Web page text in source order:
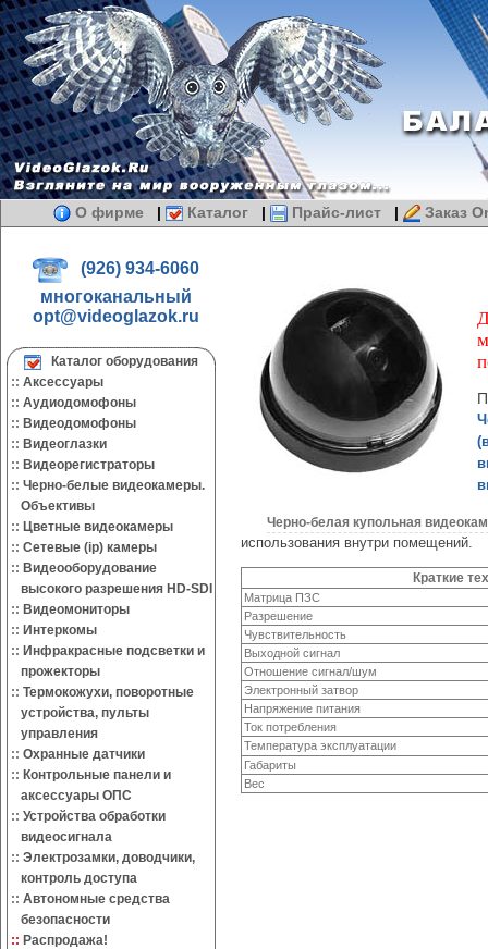
О фирме | Каталог | Прайс-лист | Заказ
(926) 934-6060
многоканальный
opt@videoglazok.ru
Каталог оборудования
:: Аксессуары
:: Аудиодомофоны
:: Видеодомофоны
:: Видеоглазки
:: Видеорегистраторы
:: Черно-белые видеокамеры.
Объективы
:: Цветные видеокамеры
:: Сетевые (ip) камеры
:: Видеооборудование
высокого разрешения HD-SDI
:: Видеомониторы
:: Интеркомы
:: Инфракрасные подсветки и
прожекторы
:: Термокожухи, поворотные
устройства, пульты
управления
:: Охранные датчики
:: Контрольные панели и
аксессуары ОПС
:: Устройства обработки
видеосигнала
:: Электрозамки, доводчики,
контроль доступа
:: Автономные средства
безопасности
:: Распродажа!
Черно-белая купольная
использования внутри помещений.
Краткие
Матрица ПЗС
Разрешение
Чувствительность
Выходной сигнал
Отношение сигнал/шум
Электронный затвор
Напряжение питания
Ток потребления
Температура эксплуатации
Габариты
Вес